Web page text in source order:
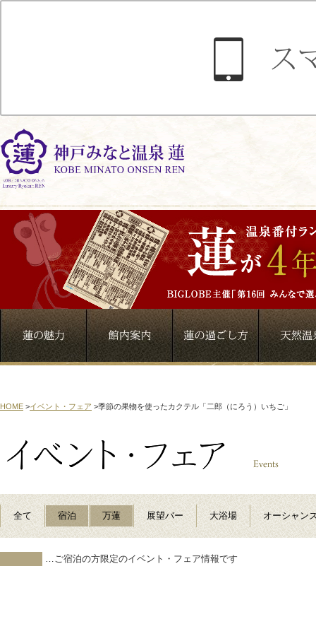
HOME >イベント・フェア >季節の果物を使ったカクテル「二郎（にろう）いちご」
全て 宿泊 万蓮 展望バー 大浴場 オーシャン
…ご宿泊の方限定のイベント・フェア情報です